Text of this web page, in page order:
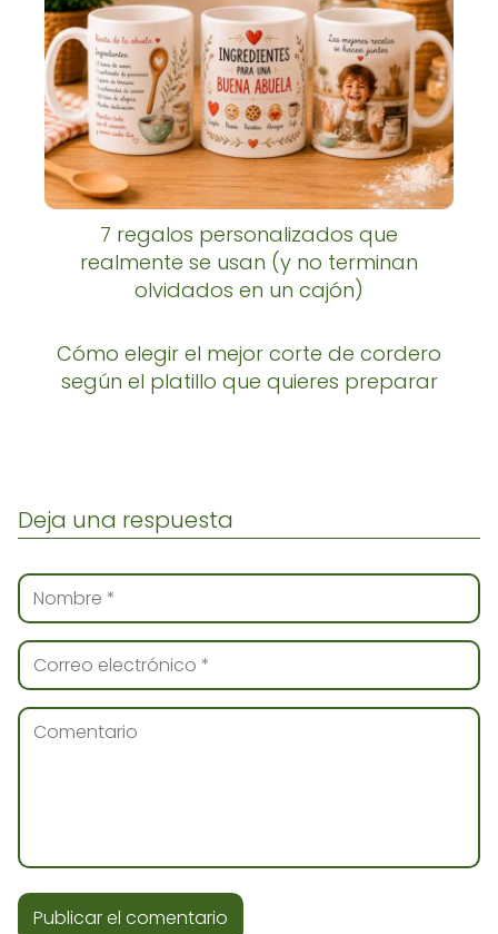
7 regalos personalizados que
realmente se usan (y no terminan
olvidados en un cajón)
Cómo elegir el mejor corte de cordero
según el platillo que quieres preparar
Deja una respuesta